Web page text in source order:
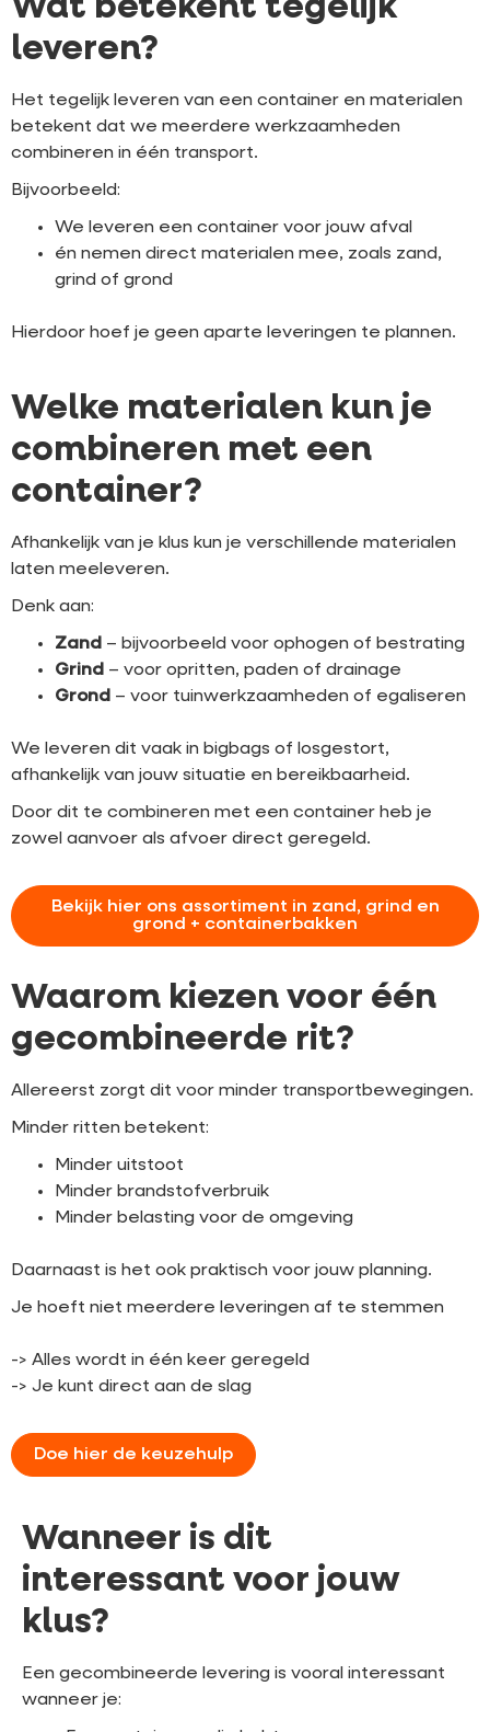
Wat betekent tegelijk
leveren?
Het tegelijk leveren van een container en materialen
betekent dat we meerdere werkzaamheden
combineren in één transport.
Bijvoorbeeld:
We leveren een container voor jouw afval
én nemen direct materialen mee, zoals zand,
grind of grond
Hierdoor hoef je geen aparte leveringen te plannen.
Welke materialen kun je
combineren met een
container?
Afhankelijk van je klus kun je verschillende materialen
laten meeleveren.
Denk aan:
Zand – bijvoorbeeld voor ophogen of bestrating
Grind – voor opritten, paden of drainage
Grond – voor tuinwerkzaamheden of egaliseren
We leveren dit vaak in bigbags of losgestort,
afhankelijk van jouw situatie en bereikbaarheid.
Door dit te combineren met een container heb je
zowel aanvoer als afvoer direct geregeld.
Bekijk hier ons assortiment in zand, grind en
grond + containerbakken
Waarom kiezen voor één
gecombineerde rit?
Allereerst zorgt dit voor minder transportbewegingen.
Minder ritten betekent:
Minder uitstoot
Minder brandstofverbruik
Minder belasting voor de omgeving
Daarnaast is het ook praktisch voor jouw planning.
Je hoeft niet meerdere leveringen af te stemmen
-> Alles wordt in één keer geregeld
-> Je kunt direct aan de slag
Doe hier de keuzehulp
Wanneer is dit
interessant voor jouw
klus?
Een gecombineerde levering is vooral interessant
wanneer je: